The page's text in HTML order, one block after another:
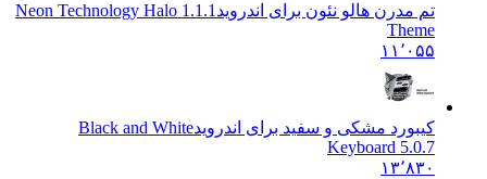
تم مدرن هالو نئون برای اندروید
1.1.1 Neon Technology Halo
۱۱٬۰۵۵
کیبورد مشکی و سفید برای اندروید Black and White
Keyboard 5.0.7
۱۳٬۸۳۰